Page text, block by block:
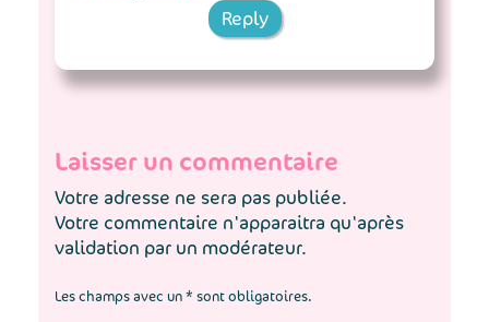
Reply
Laisser un commentaire
Votre adresse ne sera pas publiée.
Votre commentaire n'apparaitra qu'après
validation par un modérateur.
Les champs avec un * sont obligatoires.